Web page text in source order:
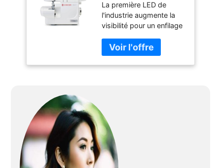
La première LED de
l'industrie augmente la
visibilité pour un enfilage
fils 2, 3 et 4 points – Les
6 types de points
différents garantissent
professionnelle pour des
résultats plus rapides. Le
bras libre pratique est
accessible en retirant le
compartiment des